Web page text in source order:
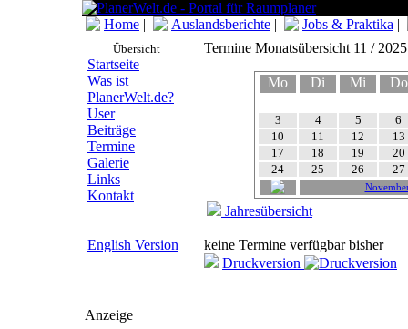
Home | Auslandsberichte | Jobs & Praktika |
Übersicht
Startseite
Was ist
PlanerWelt.de?
User
Beiträge
Termine
Galerie
Links
Kontakt
English Version
Anzeige
Termine Monatsübersicht 11 / 2025
Mo Di Mi Do
3 4 5
6
10
11 12
13
17
18 19
20
24
25 26 27
Jahresübersicht
keine Termine verfügbar bisher
Druckversion